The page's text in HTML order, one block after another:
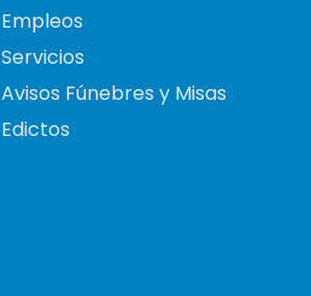
Empleos
Servicios
Avisos Fúnebres y Misas
Edictos